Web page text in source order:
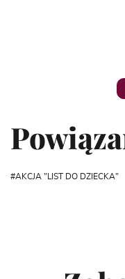
AKCJA "LIST DO DZIECKA"